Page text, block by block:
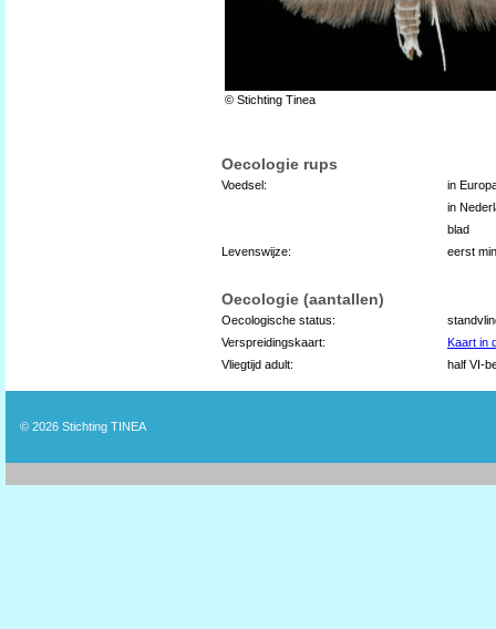
© Stichting Tinea
Oecologie rups
Voedsel:
in
in
blad
Levenswijze:
eerst
Oecologie (aantallen)
Oecologische status:
Verspreidingskaart:
Kaart in
Vliegtijd adult:
half VI-
© 2026 Stichting TINEA